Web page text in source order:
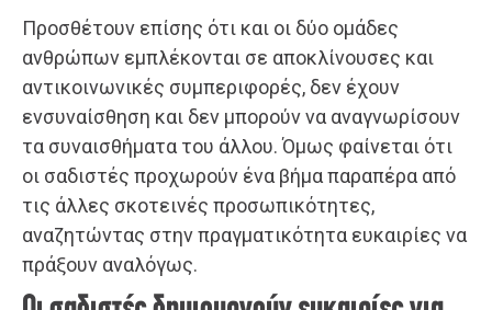
Προσθέτουν επίσης ότι και οι δύο ομάδες
ανθρώπων εμπλέκονται σε αποκλίνουσες και
αντικοινωνικές συμπεριφορές, δεν έχουν
ενσυναίσθηση και δεν μπορούν να αναγνωρίσουν
τα συναισθήματα του άλλου. Όμως φαίνεται ότι
οι σαδιστές προχωρούν ένα βήμα παραπέρα από
τις άλλες σκοτεινές προσωπικότητες,
αναζητώντας στην πραγματικότητα ευκαιρίες να
πράξουν αναλόγως.